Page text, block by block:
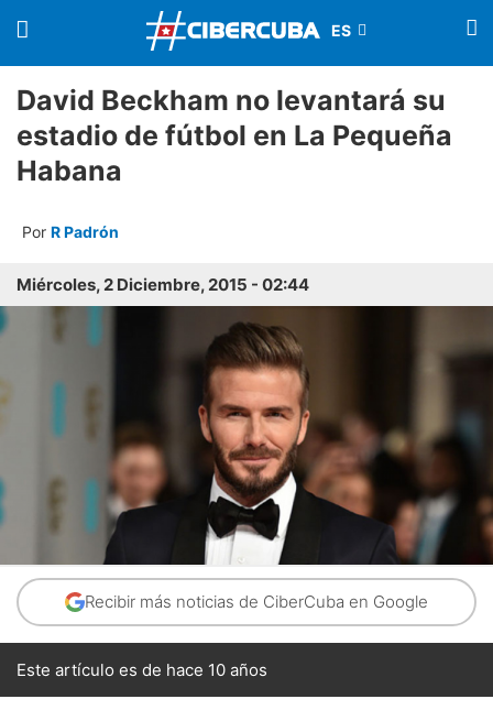
David Beckham no levantará su
estadio de fútbol en La Pequeña
Habana
Por R Padrón
Miércoles, 2 Diciembre, 2015 - 02:44
Recibir más noticias de CiberCuba en Google
Este artículo es de hace 10 años